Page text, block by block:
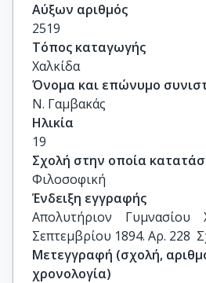
Αύξων αριθμός
2519
Τόπος καταγωγής
Χαλκίδα
Όνομα και επώνυμο
Ν. Γαμβακάς
Ηλικία
19
Σχολή στην οποία
Φιλοσοφική
Ένδειξη εγγραφής
Απολυτήριον Γυμνασίου
Σεπτεμβρίου 1894. Αρ. 228
Μετεγγραφή (σχολή,
χρονολογία)